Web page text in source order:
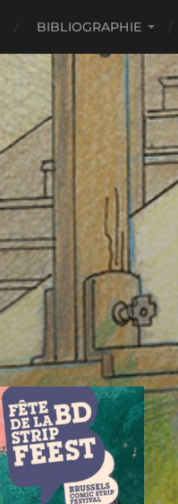
BIBLIOGRAPHIE